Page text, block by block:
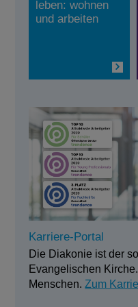
bei Mobilfunk ggf.
leben: wohnen
und arbeiten
Karriere-Portal
Die Diakonie ist der
Evangelischen
Menschen.Zum